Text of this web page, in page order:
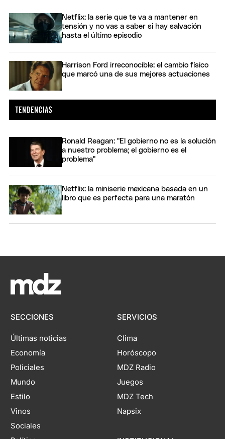
Netflix: la serie que te va a mantener en
tensión y no vas a saber si hay salvación
hasta el último episodio
Harrison Ford irreconocible: el cambio físico
que marcó una de sus mejores actuaciones
Ronald Reagan: "El gobierno no es la solución
a nuestro problema; el gobierno es el
problema"
Netflix: la miniserie mexicana basada en un
libro que es perfecta para una maratón
SECCIONES
Últimas noticias
Economía
Policiales
Mundo
Estilo
Vinos
Sociales
SERVICIOS
Clima
Horóscopo
MDZ Radio
Juegos
MDZ Tech
Napsix